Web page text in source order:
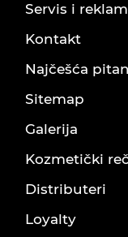
Servis i
Kontakt
Najčešća
Sitemap
Galerija
Kozmetički
Distributeri
Loyalty